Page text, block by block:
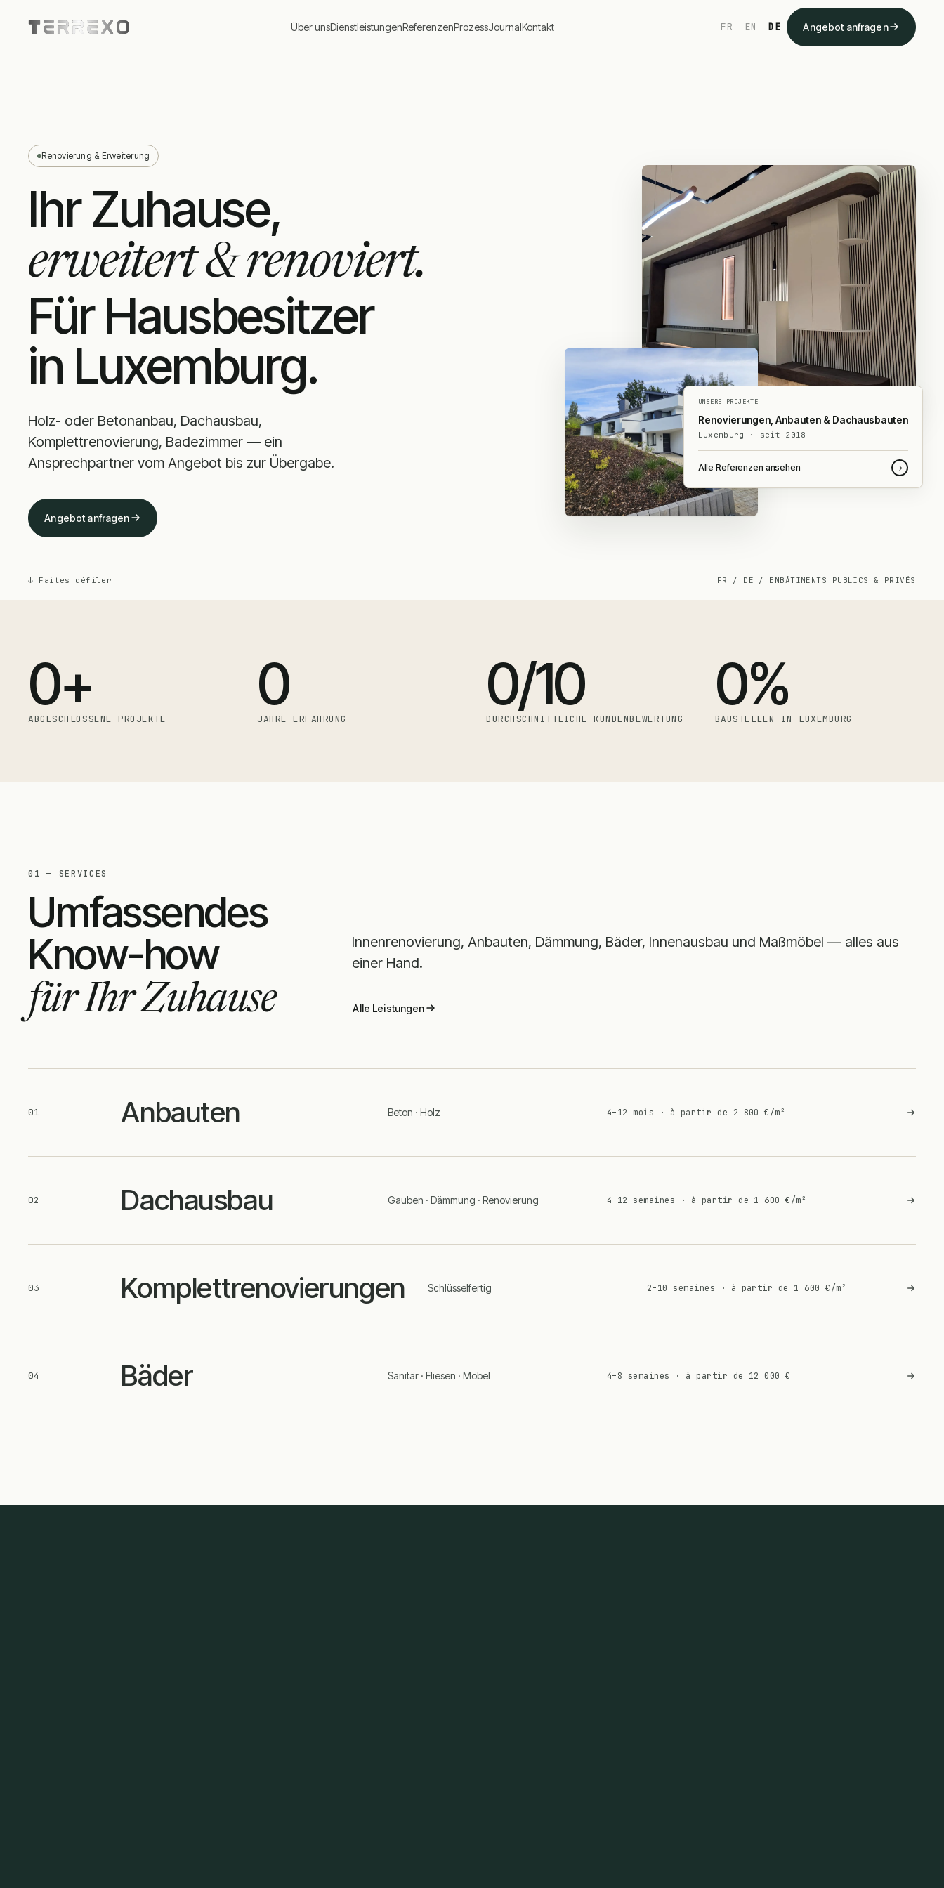
Über unsDienstleistungenReferenzenProzessJournalKontakt FR EN DE Angebot anfragen
Renovierung & Erweiterung
Ihr Zuhause,
erweitert & renoviert.
Für Hausbesitzer
in Luxemburg.
Holz- oder Betonanbau, Dachausbau,
Komplettrenovierung, Badezimmer — ein
Ansprechpartner vom Angebot bis zur Übergabe.
Angebot anfragen
UNSERE PROJEKTE
Renovierungen, Anbauten & Dachausbauten
Luxemburg · seit 2018
Alle Referenzen ansehen →
↓ Faites défiler FR / DE / ENBÂTIMENTS PUBLICS & PRIVÉS
0+
ABGESCHLOSSENE PROJEKTE
0
JAHRE ERFAHRUNG
0/10
DURCHSCHNITTLICHE KUNDENBEWERTUNG
0%
BAUSTELLEN IN LUXEMBURG
01 — SERVICES
Umfassendes
Know-how
für Ihr Zuhause
Innenrenovierung, Anbauten, Dämmung, Bäder, Innenausbau und Maßmöbel — alles aus
einer Hand.
Alle Leistungen
01 Anbauten Beton · Holz 4–12 mois · à partir de 2 800 €/m²
02 Dachausbau Gauben · Dämmung · Renovierung 4–12 semaines · à partir de 1 600 €/m²
03 Komplettrenovierungen Schlüsselfertig 2–10 semaines · à partir de 1 600 €/m²
04 Bäder Sanitär · Fliesen · Möbel 4–8 semaines · à partir de 12 000 €